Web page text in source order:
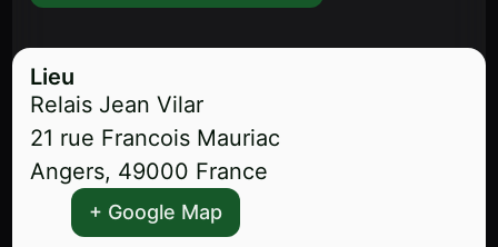
Lieu
Relais Jean Vilar
21 rue Francois Mauriac
Angers, 49000 France
+ Google Map